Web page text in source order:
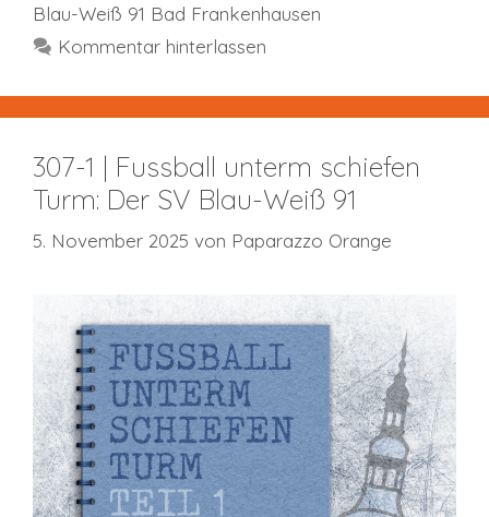
Blau-Weiß 91 Bad Frankenhausen
Kommentar hinterlassen
307-1 | Fussball unterm schiefen
Turm: Der SV Blau-Weiß 91
5. November 2025 von Paparazzo Orange